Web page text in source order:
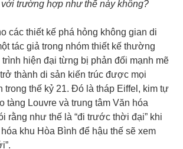
trường hợp như thế này không?
các thiết kế phá hỏng không gian di
tác giả trong nhóm thiết kế thường
trình hiện đại từng bị phản đối mạnh mẽ
thành di sản kiến trúc được mọi
trong thế kỷ 21. Đó là tháp Eiffel, kim tự
tàng Louvre và trung tâm Văn hóa
rằng như thế là “đi trước thời đại” khi
khu Hòa Bình để hậu thế sẽ xem